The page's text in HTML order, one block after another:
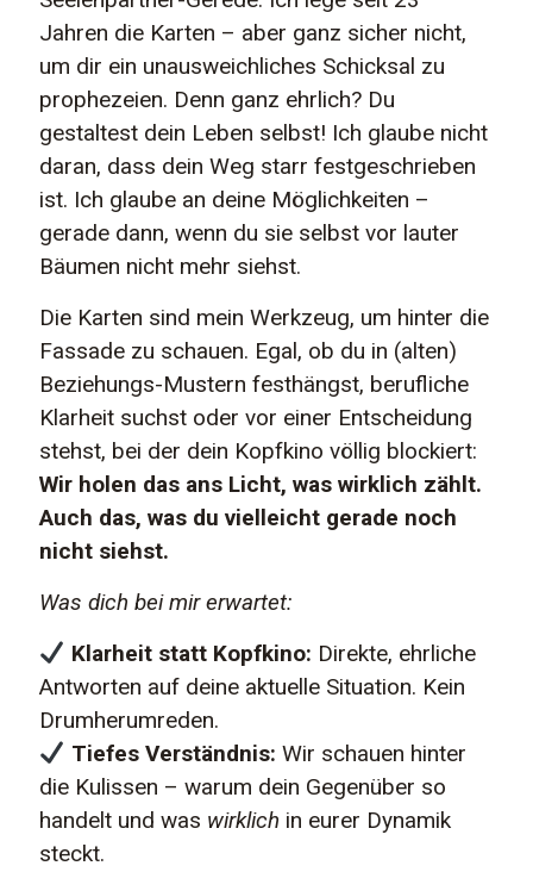
Jahren die Karten – aber ganz sicher nicht,
um dir ein unausweichliches Schicksal zu
prophezeien. Denn ganz ehrlich? Du
gestaltest dein Leben selbst! Ich glaube nicht
daran, dass dein Weg starr festgeschrieben
ist. Ich glaube an deine Möglichkeiten –
gerade dann, wenn du sie selbst vor lauter
Bäumen nicht mehr siehst.
Die Karten sind mein Werkzeug, um hinter die
Fassade zu schauen. Egal, ob du in (alten)
Beziehungs-Mustern festhängst, berufliche
Klarheit suchst oder vor einer Entscheidung
stehst, bei der dein Kopfkino völlig blockiert:
Wir holen das ans Licht, was wirklich zählt.
Auch das, was du vielleicht gerade noch
nicht siehst.
Was dich bei mir erwartet:
Klarheit statt Kopfkino: Direkte, ehrliche
Antworten auf deine aktuelle Situation. Kein
Drumherumreden.
Tiefes Verständnis: Wir schauen hinter
die Kulissen – warum dein Gegenüber so
handelt und was wirklich in eurer Dynamik
steckt.